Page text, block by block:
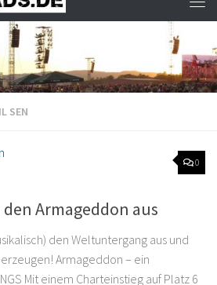
SEN
0
den Armageddon aus
den Weltuntergang aus und
Armageddon – ein
Mit einem Charteinstieg auf Platz 6